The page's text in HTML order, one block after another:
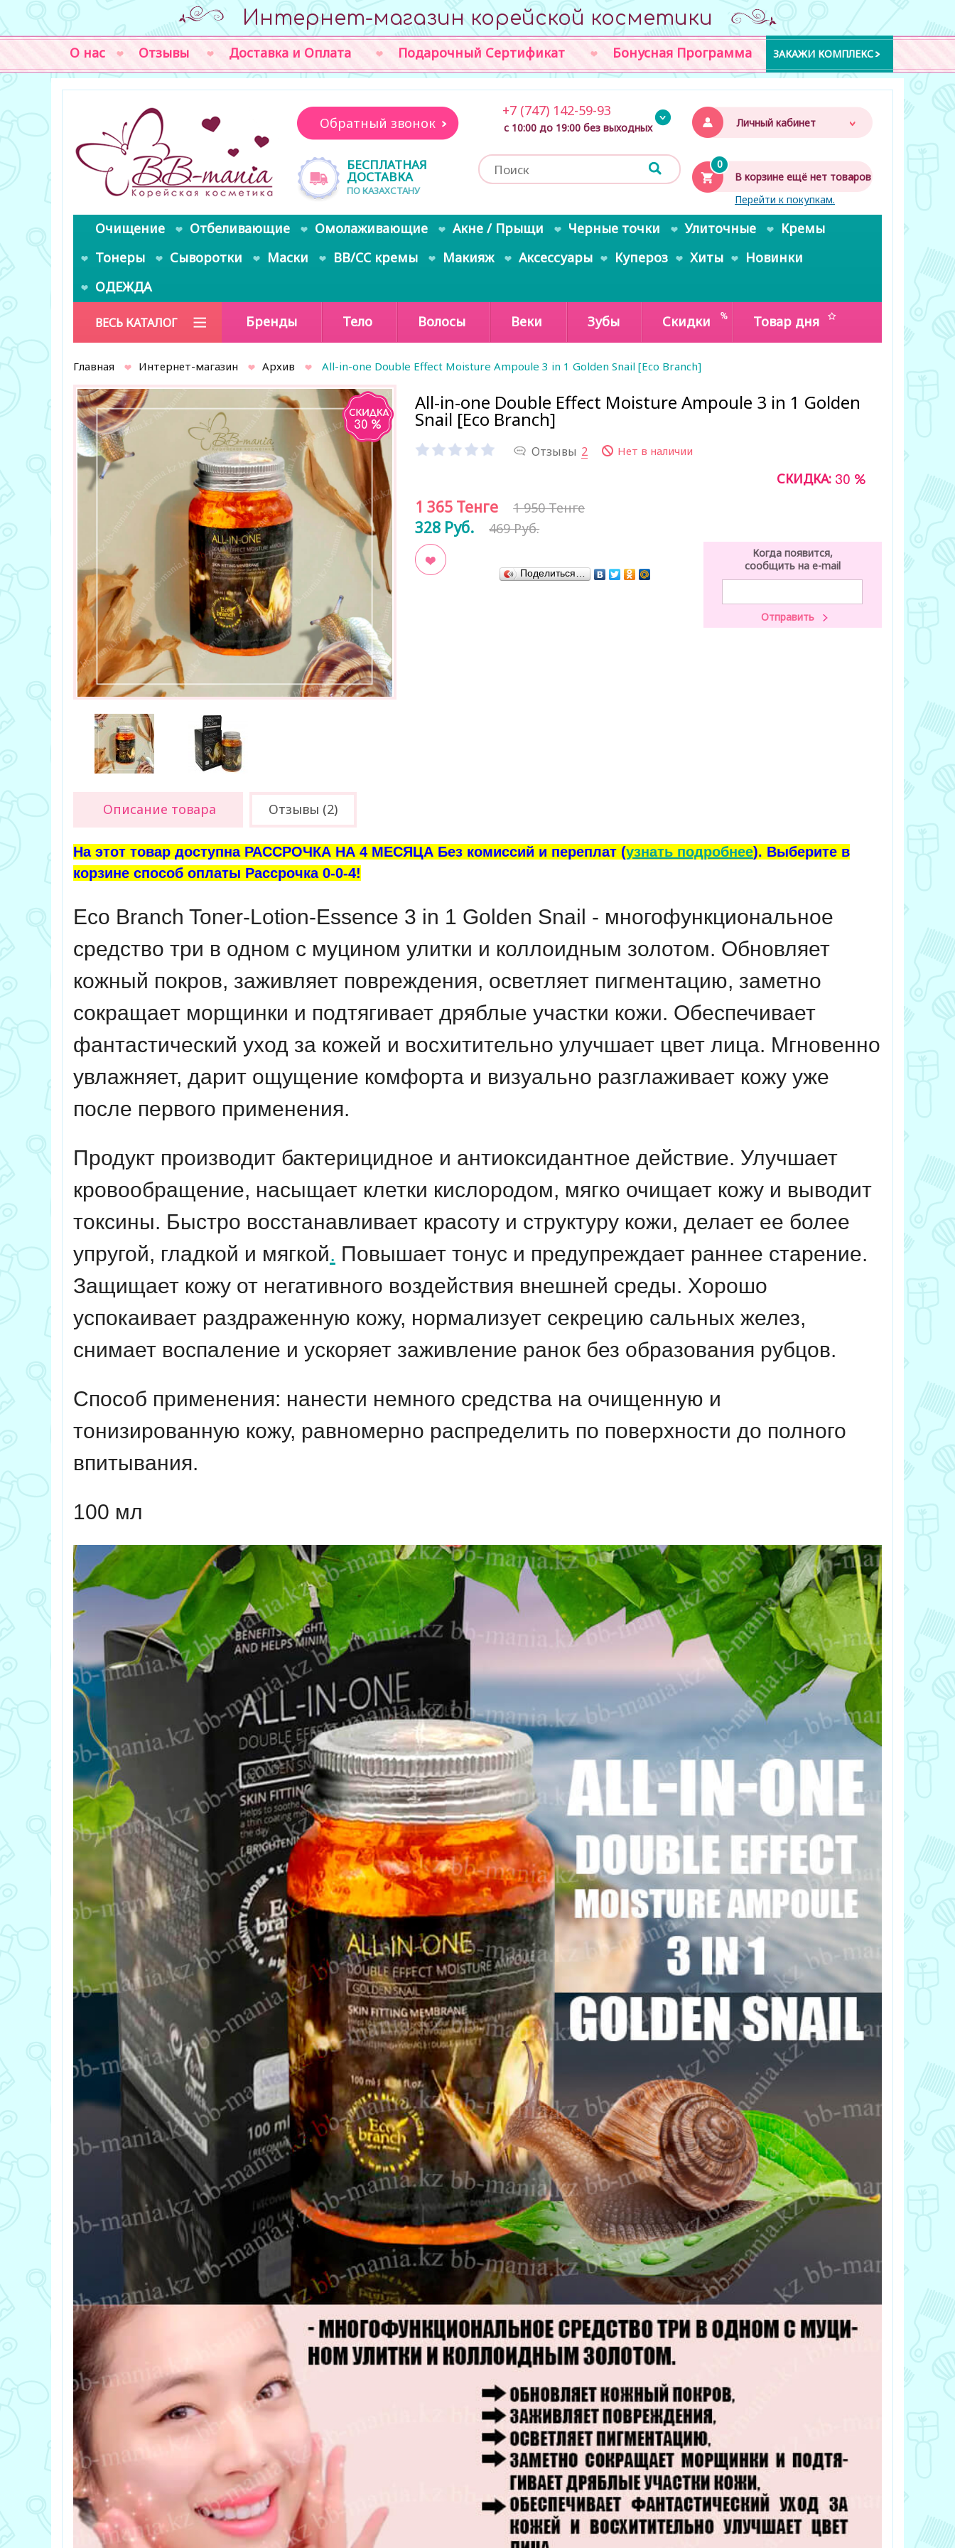
Интернет-магазин корейской косметики
О нас Отзывы Доставка и Оплата Подарочный Сертификат Бонусная Программа ЗАКАЖИ КОМПЛЕКС
Личный кабинет
0
В корзине ещё нет товаров
Перейти к покупкам.
Обратный звонок
БЕСПЛАТНАЯ
ДОСТАВКА
ПО КАЗАХСТАНУ
+7 (747) 142-59-93
с 10:00 до 19:00 без выходных
Очищение Отбеливающие Омолаживающие Акне / Прыщи Черные точки Улиточные
Кремы
Тонеры
Сыворотки Маски BB/CC кремы Макияж Аксессуары Купероз Хиты
Новинки
ОДЕЖДА
ВЕСЬ КАТАЛОГ Бренды Тело Волосы Веки Зубы Скидки Товар дня
Главная Интернет-магазин Архив All-in-one Double Effect Moisture Ampoule 3 in 1 Golden Snail [Eco Branch]
30 %
All-in-one Double Effect Moisture Ampoule 3 in 1 Golden
Snail [Eco Branch]
Отзывы 2 Нет в наличии
СКИДКА: 30 %
1 365 Тенге 1 950 Тенге
328 Руб. 469 Руб.
В закладки
Когда появится,
сообщить на e-mail
Поделиться…
Описание товара Отзывы (2)
На этот товар доступна РАССРОЧКА НА 4 МЕСЯЦА Без комиссий и переплат (узнать подробнее). Выберите в
корзине способ оплаты Рассрочка 0-0-4!
Eco Branch Toner-Lotion-Essence 3 in 1 Golden Snail - многофункциональное
средство три в одном с муцином улитки и коллоидным золотом. Обновляет
кожный покров, заживляет повреждения, осветляет пигментацию, заметно
сокращает морщинки и подтягивает дряблые участки кожи. Обеспечивает
фантастический уход за кожей и восхитительно улучшает цвет лица. Мгновенно
увлажняет, дарит ощущение комфорта и визуально разглаживает кожу уже
после первого применения.
Продукт производит бактерицидное и антиоксидантное действие. Улучшает
кровообращение, насыщает клетки кислородом, мягко очищает кожу и выводит
токсины. Быстро восстанавливает красоту и структуру кожи, делает ее более
упругой, гладкой и мягкой. Повышает тонус и предупреждает раннее старение.
Защищает кожу от негативного воздействия внешней среды. Хорошо
успокаивает раздраженную кожу, нормализует секрецию сальных желез,
снимает воспаление и ускоряет заживление ранок без образования рубцов.
Способ применения: нанести немного средства на очищенную и
тонизированную кожу, равномерно распределить по поверхности до полного
впитывания.
100 мл